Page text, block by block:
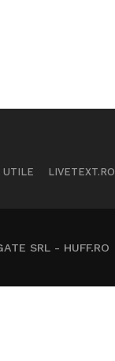
UTILE LIVETEXT.RO
SRL - HUFF.RO